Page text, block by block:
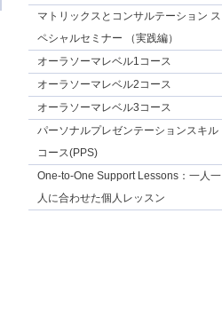
マトリックスとコンサルテーション ス
ペシャルセミナー （実践編）
オーラソーマレベル1コース
オーラソーマレベル2コース
オーラソーマレベル3コース
パーソナルプレゼンテーションスキル
コース(PPS)
One-to-One Support Lessons：一人一
人に合わせた個人レッスン